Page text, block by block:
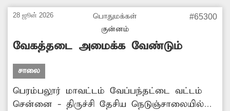
உடனடியாகச் சீரமைக்கச் சம்பந்தப்பட்ட
அதிகாரிகள் நடவடிக்கை எடுக்க வேண்டும்.
28 ஜூன் 2026
பொதுமக்கள்
குன்னம்
#65300
வேகத்தடை அமைக்க வேண்டும்
சாலை
பெரம்பலூர் மாவட்டம் வேப்பந்தட்டை வட்டம்
சென்னை - திருச்சி தேசிய நெடுஞ்சாலையில்